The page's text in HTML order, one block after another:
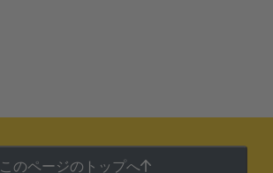
このページのトップへ